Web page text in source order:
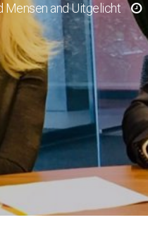
Mensen andUitgelicht